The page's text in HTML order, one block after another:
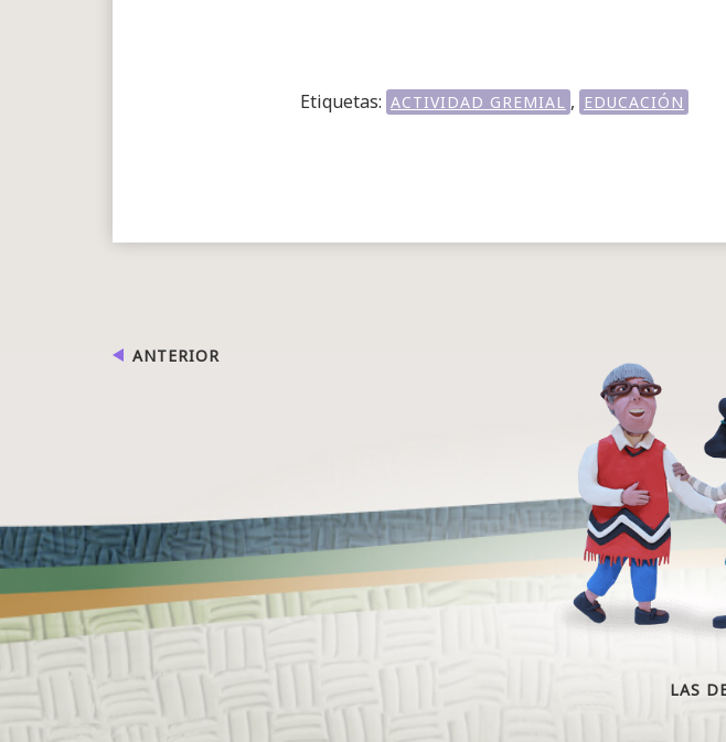
Etiquetas: ACTIVIDAD GREMIAL , EDUCACIÓN
ANTERIOR
LAS